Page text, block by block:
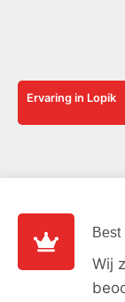
Ervaring in Lopik
Best
Wij